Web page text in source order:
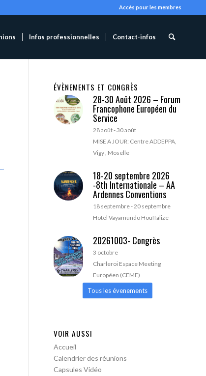
Accès pour les membres
Infos professionnelles Contact-infos
ÉVÈNEMENTS ET CONGRÈS
28-30 Août 2026 – Forum
Francophone Européen du
Service
28 août-30 août
MISE A JOUR: Centre ADDEPPA,
Vigy , Moselle
18-20 septembre 2026
-8th Internationale – AA
Ardennes Conventions
18 septembre-20 septembre
Hotel Vayamundo Houffalize
20261003- Congrès
3 octobre
Charleroi Espace Meeting
Européen (CEME)
Tous les évenements
VOIR AUSSI
Accueil
Calendrier des réunions
Capsules Vidéo